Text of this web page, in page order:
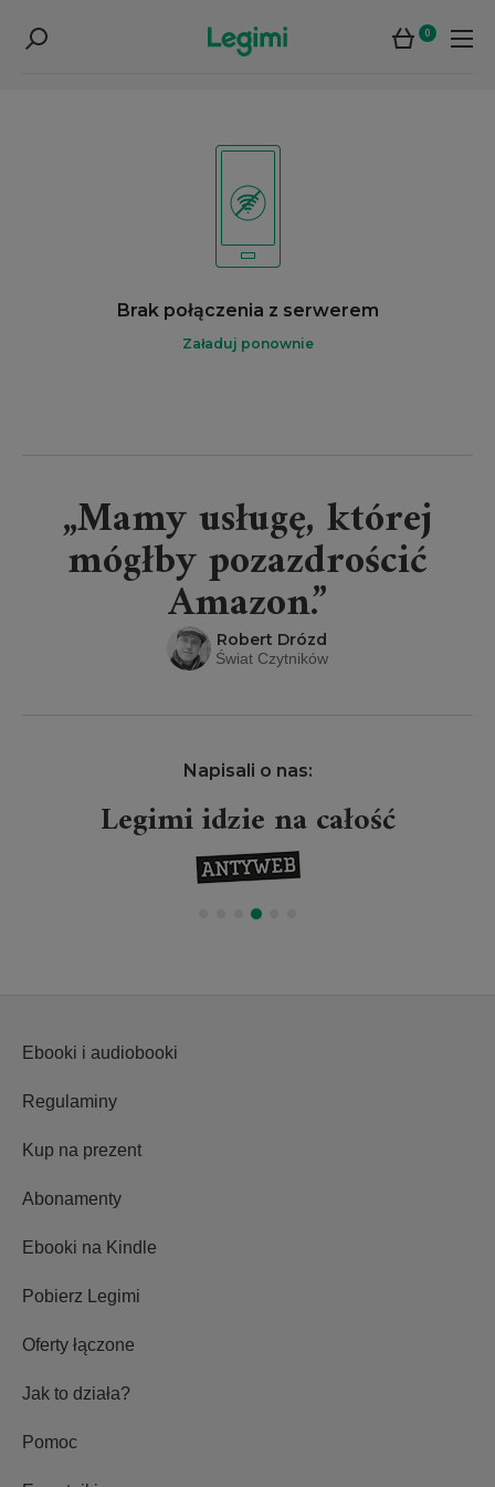
0
Brak połączenia z serwerem
Załaduj ponownie
„Mamy usługę, której
mógłby pozazdrościć
Amazon.”
Robert Drózd
Świat Czytników
Napisali o nas:
Legimi idzie na całość
Ebooki i audiobooki
Regulaminy
Kup na prezent
Abonamenty
Ebooki na Kindle
Pobierz Legimi
Oferty łączone
Jak to działa?
Pomoc